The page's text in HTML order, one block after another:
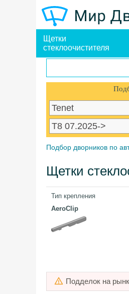
Щетки
стеклоочистителя
Подбор дворников по
Щетки
Тип крепления
AeroClip
Подделок на